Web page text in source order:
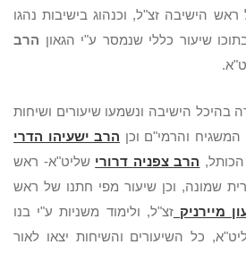
הישיבה זצ"ל, וכנהוג בישיבות נהגו
שיעור כללי שנמסר ע"י הגאון הרב
בהיכל הישיבה ונשמעו שיעורים ושיחות
והרמי"ם וכן הרב ישעיהו הדרי
הרב צפניה דרורי שליט"א- ראש
שמונה, וכן שיעור מפי חתנו של ראש
מיירניק זצ"ל, ולימוד משניות ע"י בנו
כל השיעורים והשיחות יצאו לאור